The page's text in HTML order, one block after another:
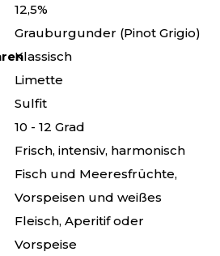
12,5%
Grauburgunder (Pinot Grigio)
Klassisch
Limette
Sulfit
10 - 12 Grad
Frisch, intensiv, harmonisch
Fisch und Meeresfrüchte,
Vorspeisen und weißes
Fleisch, Aperitif oder
Vorspeise